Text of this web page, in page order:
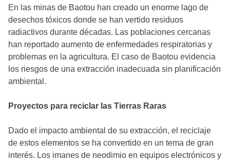
En las minas de Baotou han creado un enorme lago de
desechos tóxicos donde se han vertido residuos
radiactivos durante décadas. Las poblaciones cercanas
han reportado aumento de enfermedades respiratorias y
problemas en la agricultura. El caso de Baotou evidencia
los riesgos de una extracción inadecuada sin planificación
ambiental.
Proyectos para reciclar las Tierras Raras
Dado el impacto ambiental de su extracción, el reciclaje
de estos elementos se ha convertido en un tema de gran
interés. Los imanes de neodimio en equipos electrónicos y